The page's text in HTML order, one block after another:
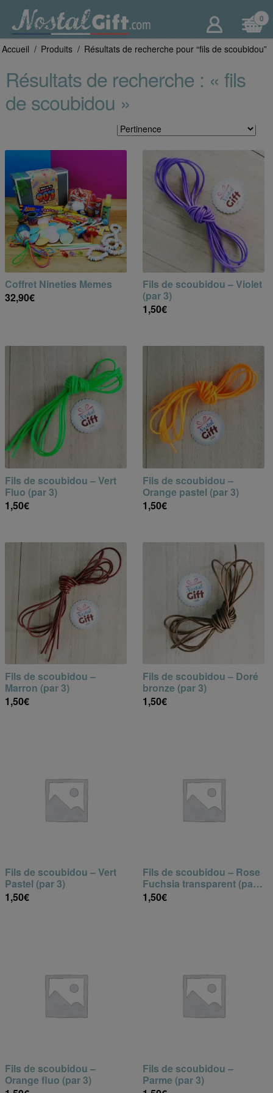
la
navigation
contenu
0
Accueil / Produits / Résultats de recherche pour “fils de scoubidou”
Résultats de recherche : « fils
de scoubidou »
Coffret Nineties Memes
32,90€
Fils de scoubidou – Violet
(par 3)
1,50€
Fils de scoubidou – Vert
Fluo (par 3)
1,50€
Fils de scoubidou –
Orange pastel (par 3)
1,50€
Fils de scoubidou –
Marron (par 3)
1,50€
Fils de scoubidou – Doré
bronze (par 3)
1,50€
Fils de scoubidou – Vert
Pastel (par 3)
1,50€
Fils de scoubidou – Rose
Fuchsia transparent (par
3)
1,50€
Fils de scoubidou –
Orange fluo (par 3)
Fils de scoubidou –
Parme (par 3)